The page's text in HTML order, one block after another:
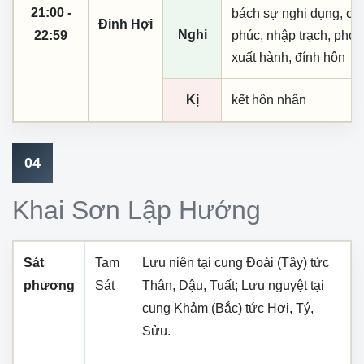
21:00 -
22:59
Đinh Hợi
Nghi
bách sự nghi dụng,
phúc, nhập trạch, phó
xuất hành, đính hôn
Kị kết hôn nhân
04
Khai Sơn Lập Hướng
Sát
phương
Tam
Sát
Lưu niên tại cung Đoài (Tây) tức
Thân, Dậu, Tuất; Lưu nguyệt tại
cung Khảm (Bắc) tức Hợi, Tý,
Sửu.